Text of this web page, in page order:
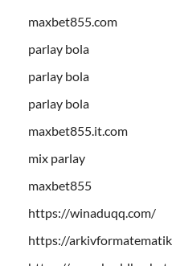
maxbet855.com
parlay bola
parlay bola
parlay bola
maxbet855.it.com
mix parlay
maxbet855
https://winaduqq.com/
https://